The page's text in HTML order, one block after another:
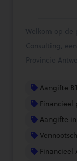
Welkom op de
Consulting,
Provincie
Aangifte
Financieel
Aangifte
Financieel